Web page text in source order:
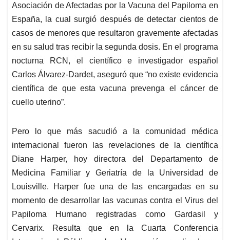
Asociación de Afectadas por la Vacuna del Papiloma en
España, la cual surgió después de detectar cientos de
casos de menores que resultaron gravemente afectadas
en su salud tras recibir la segunda dosis. En el programa
nocturna RCN, el científico e investigador español
Carlos Álvarez-Dardet, aseguró que “no existe evidencia
científica de que esta vacuna prevenga el cáncer de
cuello uterino”.
Pero lo que más sacudió a la comunidad médica
internacional fueron las revelaciones de la científica
Diane Harper, hoy directora del Departamento de
Medicina Familiar y Geriatría de la Universidad de
Louisville. Harper fue una de las encargadas en su
momento de desarrollar las vacunas contra el Virus del
Papiloma Humano registradas como Gardasil y
Cervarix. Resulta que en la Cuarta Conferencia